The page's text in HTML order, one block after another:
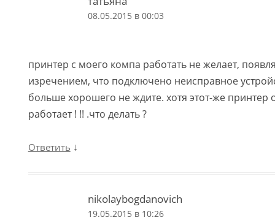
08.05.2015 в 00:03
принтер с моего компа работать не желает,
изречением, что подключено неисправное
больше хорошего не ждите. хотя этот-же принтер
работает ! !! .что делать ?
Ответить ↓
nikolaybogdanovich
19.05.2015 в 10:26